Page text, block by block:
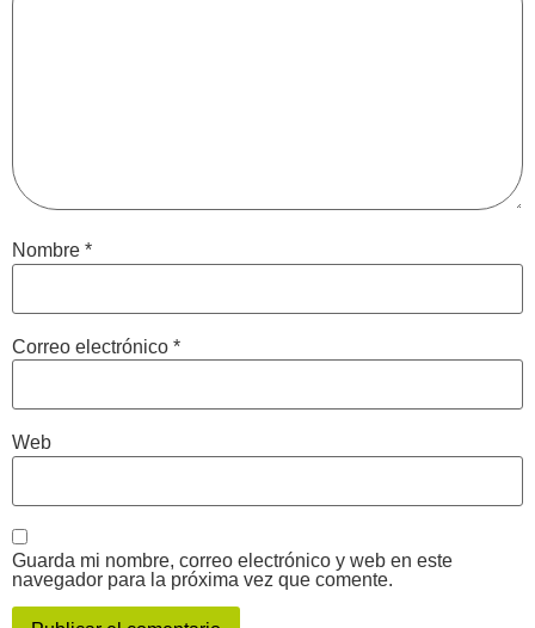
Nombre *
Correo electrónico *
Web
Guarda mi nombre, correo electrónico y web en este
navegador para la próxima vez que comente.